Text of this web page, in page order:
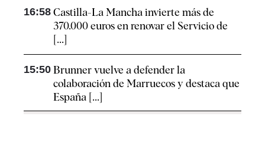
16:58 Castilla-La Mancha invierte más de
370.000 euros en renovar el Servicio de
[...]
15:50 Brunner vuelve a defender la
colaboración de Marruecos y destaca que
España [...]